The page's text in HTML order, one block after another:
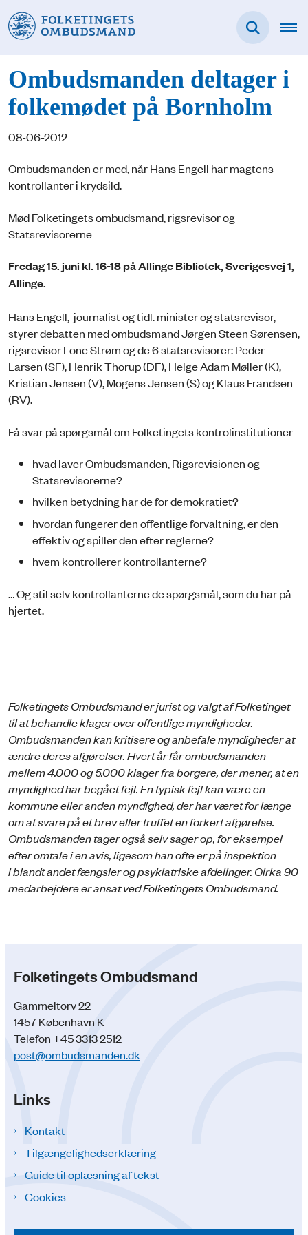
Ombudsmanden deltager i
folkemødet på Bornholm
08-06-2012
Ombudsmanden er med, når Hans Engell har magtens
kontrollanter i krydsild.
Mød Folketingets ombudsmand, rigsrevisor og
Statsrevisorerne
Fredag 15. juni kl. 16-18 på Allinge Bibliotek, Sverigesvej 1,
Allinge.
Hans Engell, journalist og tidl. minister og statsrevisor,
styrer debatten med ombudsmand Jørgen Steen Sørensen,
rigsrevisor Lone Strøm og de 6 statsrevisorer: Peder
Larsen (SF), Henrik Thorup (DF), Helge Adam Møller (K),
Kristian Jensen (V), Mogens Jensen (S) og Klaus Frandsen
(RV).
Få svar på spørgsmål om Folketingets kontrolinstitutioner
hvad laver Ombudsmanden, Rigsrevisionen og
Statsrevisorerne?
hvilken betydning har de for demokratiet?
hvordan fungerer den offentlige forvaltning, er den
effektiv og spiller den efter reglerne?
hvem kontrollerer kontrollanterne?
… Og stil selv kontrollanterne de spørgsmål, som du har på
hjertet.
Folketingets Ombudsmand er jurist og valgt af Folketinget
til at behandle klager over offentlige myndigheder.
Ombudsmanden kan kritisere og anbefale myndigheder at
ændre deres afgørelser. Hvert år får ombudsmanden
mellem 4.000 og 5.000 klager fra borgere, der mener, at en
myndighed har begået fejl. En typisk fejl kan være en
kommune eller anden myndighed, der har været for længe
om at svare på et brev eller truffet en forkert afgørelse.
Ombudsmanden tager også selv sager op, for eksempel
efter omtale i en avis, ligesom han ofte er på inspektion
i blandt andet fængsler og psykiatriske afdelinger. Cirka 90
medarbejdere er ansat ved Folketingets Ombudsmand.
Folketingets Ombudsmand
Gammeltorv 22
1457 København K
Telefon +45 3313 2512
post@ombudsmanden.dk
Links
Kontakt
Tilgængelighedserklæring
Guide til oplæsning af tekst
Cookies